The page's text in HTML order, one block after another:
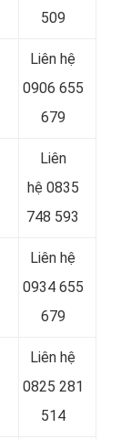
509
Liên hệ
0906 655
679
Liên
hệ 0835
748 593
Liên hệ
0934 655
679
Liên hệ
0825 281
514